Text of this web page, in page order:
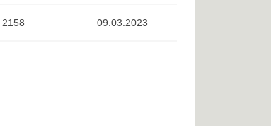
2158 09.03.2023